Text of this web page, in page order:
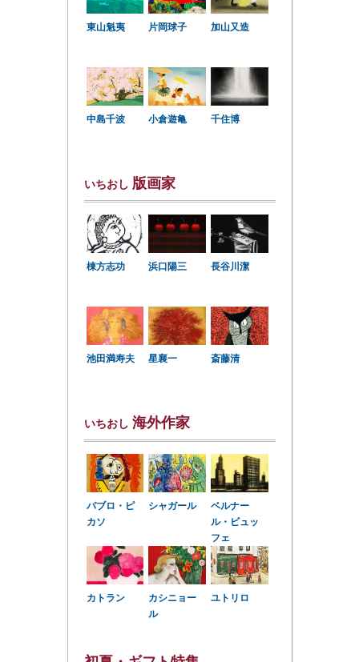
東山魁夷 片岡球子 加山又造
中島千波 小倉遊亀 千住博
いちおし 版画家
棟方志功 浜口陽三 長谷川潔
池田満寿夫 星襄一 斎藤清
いちおし 海外作家
パブロ・ピ
カソ
シャガール
ベルナー
ル・ビュッ
フェ
カトラン
カシニョー
ル
ユトリロ